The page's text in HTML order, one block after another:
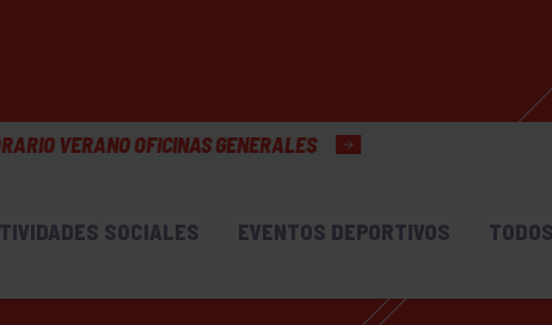
SOCIALES EVENTOS DEPORTIVOS TODOS